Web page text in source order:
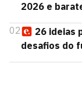
2026 e
02
26 ideias
desafios do